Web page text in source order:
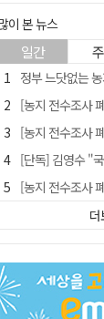
이 본 뉴스
일간
정부 느닷없는 농지 전수조
[농지 전수조사 폐해] '쌀 받
[농지 전수조사 폐해] 농지값도 흔
[단독] 김영수 "국방부 청
[농지 전수조사 폐해] 실
[기고] 대구 미래는
타는 목마름 청도, 해 저
"상법개정해도 주주가 '봉'"…하이
더